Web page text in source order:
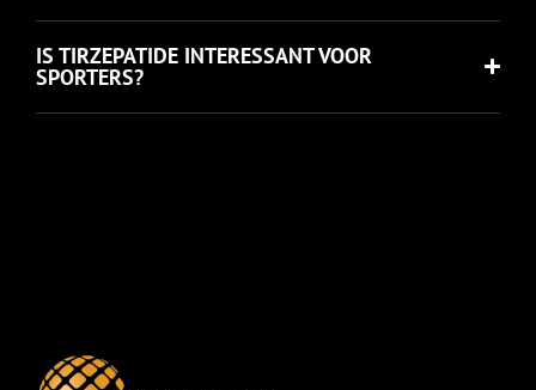
IS TIRZEPATIDE INTERESSANT VOOR
SPORTERS?